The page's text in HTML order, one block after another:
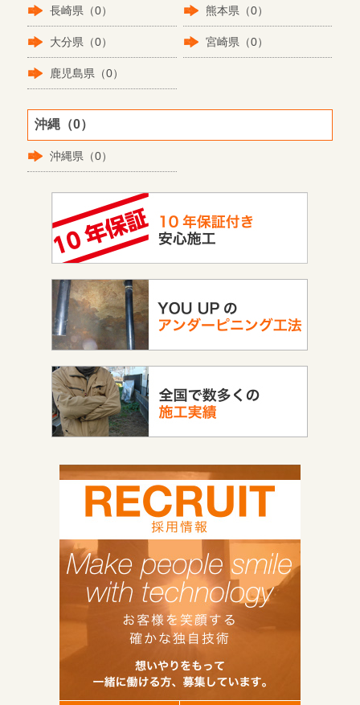
長崎県（0） 熊本県（0）
大分県（0） 宮崎県（0）
鹿児島県（0）
沖縄（0）
沖縄県（0）